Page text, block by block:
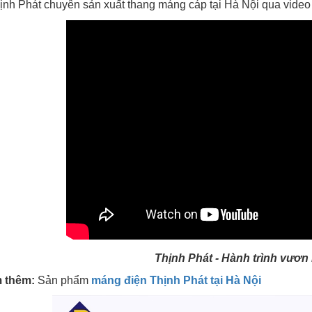
Phát chuyên sản xuất thang máng cáp tại Hà Nội qua
Thịnh Phát - Hành trình vươn
thêm: Sản phẩm máng điện Thịnh Phát tại Hà Nội